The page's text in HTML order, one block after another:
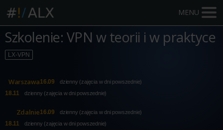
MENU
Szkolenie: VPN w teorii i w praktyce
LX-VPN
Warszawa16.09 dzienny (zajęcia w dni powszednie)
18.11 dzienny (zajęcia w dni powszednie)
Zdalnie16.09 dzienny (zajęcia w dni powszednie)
18.11 dzienny (zajęcia w dni powszednie)